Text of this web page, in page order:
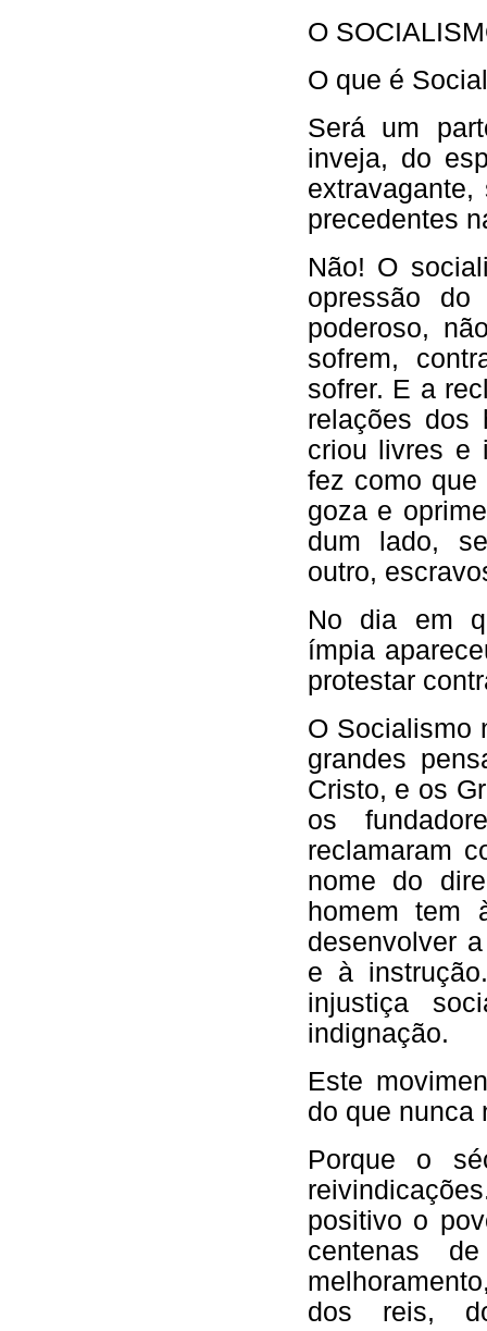
O
O que é
Será um
inveja, do
precedentes
Não! O
opressão
poderoso,
sofrem,
sofrer. E a
relações dos
criou livres e
fez como que
goza e
dum lado,
outro,
No dia em
ímpia
protestar
O Socialismo
grandes
Cristo, e os
os
reclamaram
nome do
homem tem
desenvolver
e à
injustiça
indignação.
Este
do que nunca
Porque o
positivo o
centenas
dos reis,